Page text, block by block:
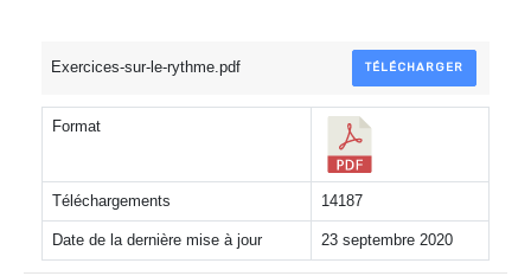
Exercices-sur-le-rythme.pdf TÉLÉCHARGER
Format
Téléchargements 14187
Date de la dernière mise à jour 23 septembre 2020